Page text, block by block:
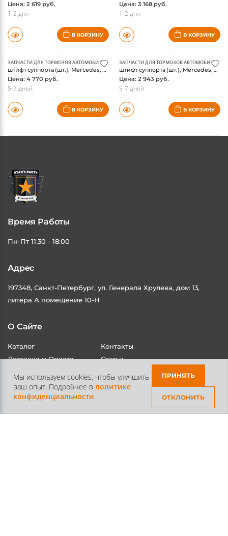
Мы используем cookies, чтобы улучшить
конфиденциальности
ПРИНЯТЬ
ОТКЛОНИТЬ
Цена: 2 619 руб.
1-2 дня
В КОРЗИНУ
Цена: 3 168 руб.
1-2 дня
В КОРЗИНУ
ЗАПЧАСТИ ДЛЯ ТОРМОЗОВ АВТОМОБИЛЯ
штифт суппорта (шт.), Mercedes, оригинал
Цена: 4 770 руб.
5-7 дней
В КОРЗИНУ
ЗАПЧАСТИ ДЛЯ ТОРМОЗОВ АВТОМОБИЛЯ
штифт суппорта (шт.), Mercedes, оригинал
Цена: 2 943 руб.
5-7 дней
В КОРЗИНУ
Время Работы
Пн-Пт 11:30 - 18:00
Адрес
197348, Санкт-Петербург, ул. Генерала Хрулева, дом 13,
литера А помещение 10-Н
О Сайте
Каталог
Доставка и Оплата
Контакты
Статьи
Контакты